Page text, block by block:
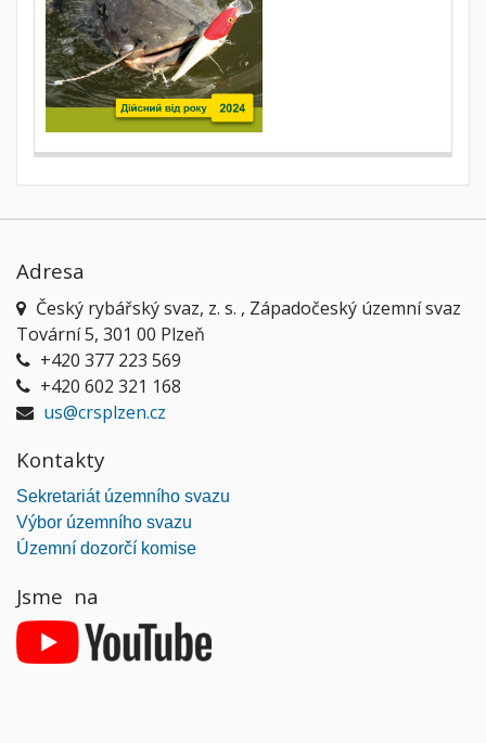
Adresa
Český rybářský svaz, z. s. , Západočeský územní svaz
Tovární 5, 301 00 Plzeň
+420 377 223 569
+420 602 321 168
us@crsplzen.cz
Kontakty
Sekretariát územního svazu
Výbor územního svazu
Územní dozorčí komise
Jsme na